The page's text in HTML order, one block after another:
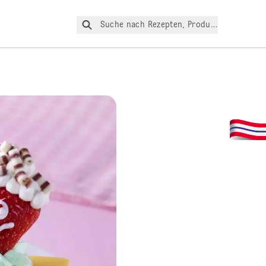
Suche nach Rezepten, Produkte, etc.